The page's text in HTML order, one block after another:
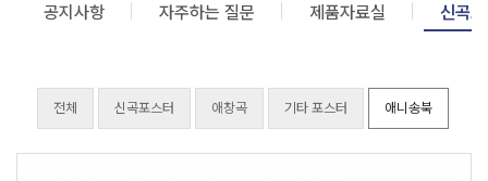
공지사항 자주하는 질문 제품자료실 신곡
전체 신곡포스터 애창곡 기타 포스터 애니송북